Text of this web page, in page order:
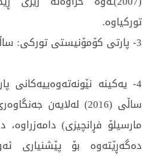
تورکیاوە.
3- پارتی کۆمۆنیستی تورکی: ساڵی (1994) دامەزراوە.
4- یەکینە نێونەتەوەییەکانی
ساڵی (2016) لەلایەن
مارسیلۆ فڕانچیزی) دامەزراوە،
دەگەڕێتەوە بۆ پێشنیاری